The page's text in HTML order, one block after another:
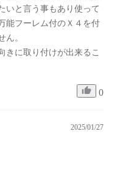
いと言う事もあり使って
能フーレム付のＸ４を付
ん。
きに取り付けが出来るこ
0
2025/01/27